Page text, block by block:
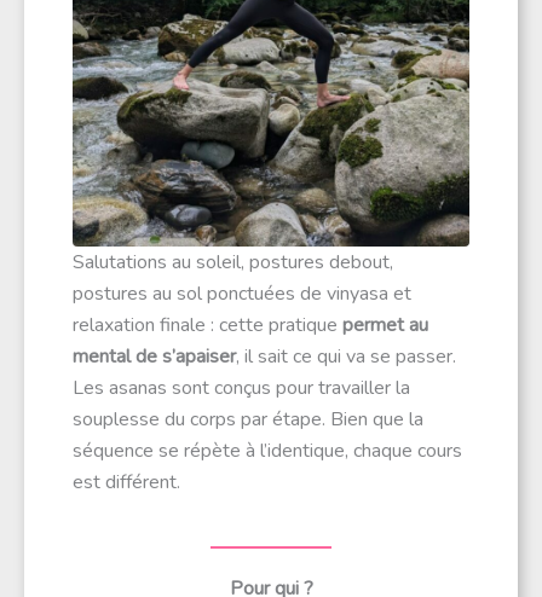
Salutations au soleil, postures debout,
postures au sol ponctuées de vinyasa et
relaxation finale : cette pratique permet au
mental de s’apaiser, il sait ce qui va se passer.
Les asanas sont conçus pour travailler la
souplesse du corps par étape. Bien que la
séquence se répète à l’identique, chaque cours
est différent.
Pour qui ?